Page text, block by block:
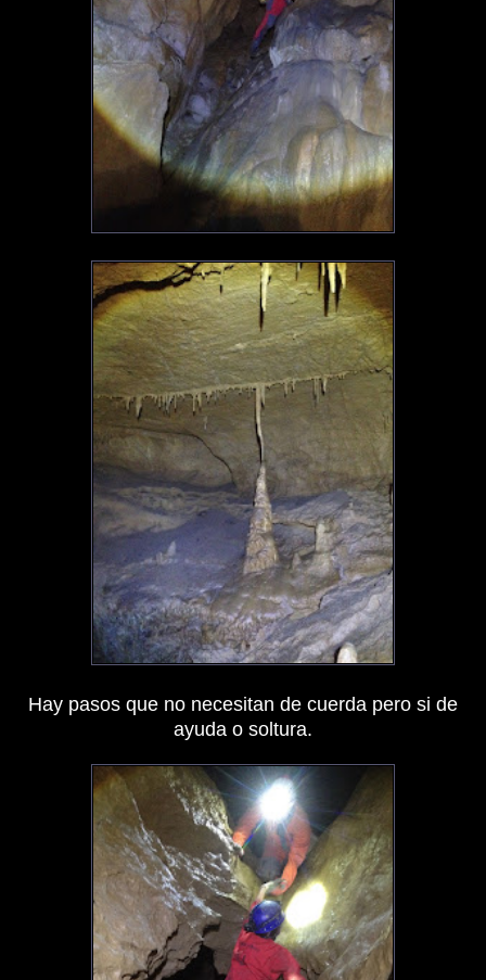
Hay pasos que no necesitan de cuerda pero si de
ayuda o soltura.